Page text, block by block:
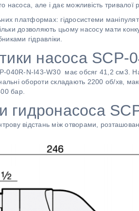
насоса, але і дає можливість тривалої
платформах: гідросистеми
дозволяють цьому насосу мати
гідравліки.
насоса
040R-N-I43-W30 має обсяг 41,2 см3.
обороти складають 2200 об/хв,
бар.
гидронасоса
відстань між отворами,